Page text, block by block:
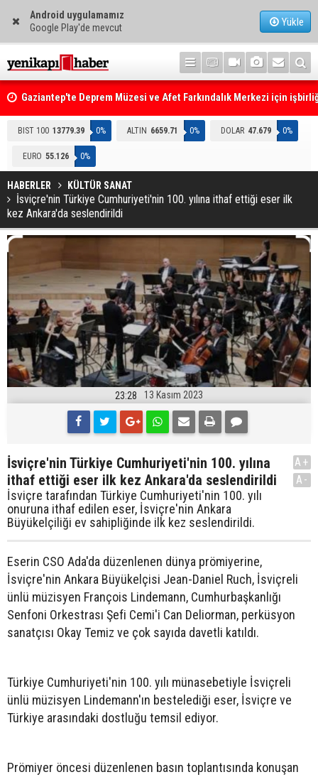
Android uygulamamız
Google Play'de mevcut
Yükle
Gaziantep'te Deprem Müzesi ve Afet Farkındalık Merkezi için
protokolü imzalandı
Resmi Gazete'de Bugün
BIST 100 13779.39 0% ALTIN 6659.71 0% DOLAR 47.679 0%
EURO 55.126 0%
HABERLER KÜLTÜR SANAT
İsviçre'nin Türkiye Cumhuriyeti'nin 100. yılına ithaf ettiği eser ilk
kez Ankara'da seslendirildi
23:28 13 Kasım 2023
İsviçre'nin Türkiye Cumhuriyeti'nin 100. yılına
ithaf ettiği eser ilk kez Ankara'da seslendirildi
İsviçre tarafından Türkiye Cumhuriyeti'nin 100. yılı
onuruna ithaf edilen eser, İsviçre'nin Ankara
Büyükelçiliği ev sahipliğinde ilk kez seslendirildi.
A+
A-
Eserin CSO Ada'da düzenlenen dünya prömiyerine,
İsviçre'nin Ankara Büyükelçisi Jean-Daniel Ruch, İsviçreli
ünlü müzisyen François Lindemann, Cumhurbaşkanlığı
Senfoni Orkestrası Şefi Cemi'i Can Deliorman, perküsyon
sanatçısı Okay Temiz ve çok sayıda davetli katıldı.
Türkiye Cumhuriyeti'nin 100. yılı münasebetiyle İsviçreli
ünlü müzisyen Lindemann'ın bestelediği eser, İsviçre ve
Türkiye arasındaki dostluğu temsil ediyor.
Prömiyer öncesi düzenlenen basın toplantısında konuşan